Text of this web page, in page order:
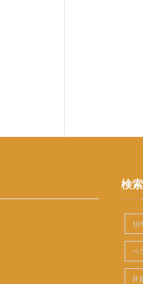
検
10
ベ
井